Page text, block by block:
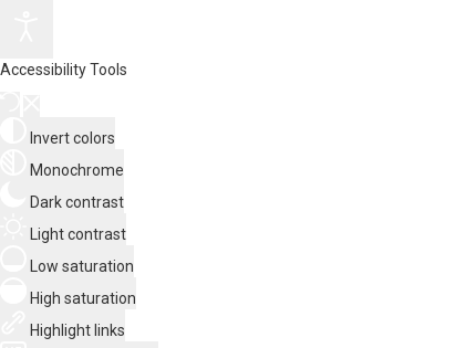
Accessibility Tools
Invert colors
Monochrome
Dark contrast
Light contrast
Low saturation
High saturation
Highlight links